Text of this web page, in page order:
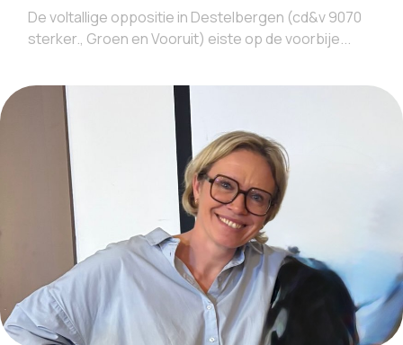
De voltallige oppositie in Destelbergen (cd&v 9070
sterker., Groen en Vooruit) eiste op de voorbije...